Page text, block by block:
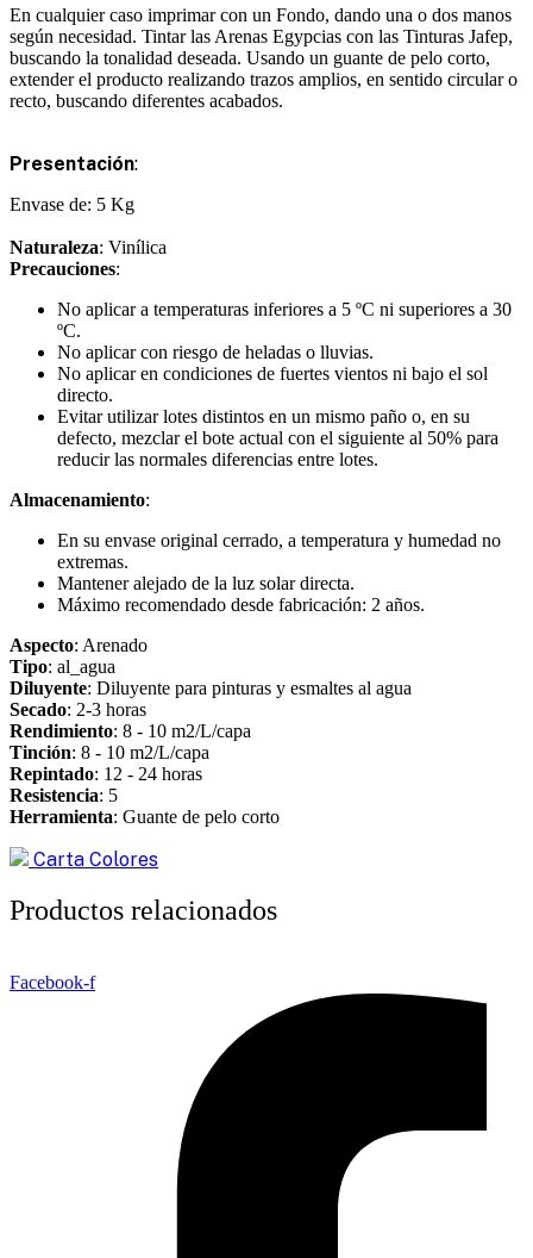
En cualquier caso imprimar con un Fondo, dando una o dos manos
según necesidad. Tintar las Arenas Egypcias con las Tinturas Jafep,
buscando la tonalidad deseada. Usando un guante de pelo corto,
extender el producto realizando trazos amplios, en sentido circular o
recto, buscando diferentes acabados.
Presentación:
Envase de: 5 Kg
Naturaleza: Vinílica
Precauciones:
No aplicar a temperaturas inferiores a 5 ºC ni superiores a 30
ºC.
No aplicar con riesgo de heladas o lluvias.
No aplicar en condiciones de fuertes vientos ni bajo el sol
directo.
Evitar utilizar lotes distintos en un mismo paño o, en su
defecto, mezclar el bote actual con el siguiente al 50% para
reducir las normales diferencias entre lotes.
Almacenamiento:
En su envase original cerrado, a temperatura y humedad no
extremas.
Mantener alejado de la luz solar directa.
Máximo recomendado desde fabricación: 2 años.
Aspecto: Arenado
Tipo: al_agua
Diluyente: Diluyente para pinturas y esmaltes al agua
Secado: 2-3 horas
Rendimiento: 8 - 10 m2/L/capa
Tinción: 8 - 10 m2/L/capa
Repintado: 12 - 24 horas
Resistencia: 5
Herramienta: Guante de pelo corto
Carta Colores
Productos relacionados
Facebook-f